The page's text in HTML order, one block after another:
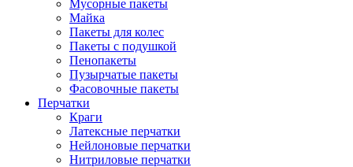
Мусорные пакеты
Майка
Пакеты для колес
Пакеты с подушкой
Пенопакеты
Пузырчатые пакеты
Фасовочные пакеты
Перчатки
Краги
Латексные перчатки
Нейлоновые перчатки
Нитриловые перчатки